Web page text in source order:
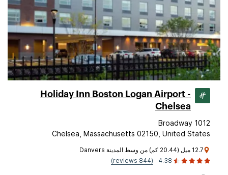
Holiday Inn Boston Logan Airport -
Chelsea
1012 Broadway
Chelsea, Massachusetts 02150, United States
12.7 ميل (20.44 كم) من وسط المدينة Danvers
4.38
(844 reviews)